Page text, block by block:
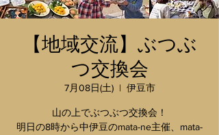
【地域交流】ぶつぶ
つ交換会
7月08日(土)
  |
伊豆市
山の上でぶつぶつ交換会！
明日の8時から中伊豆のmata-ne主催、mata-